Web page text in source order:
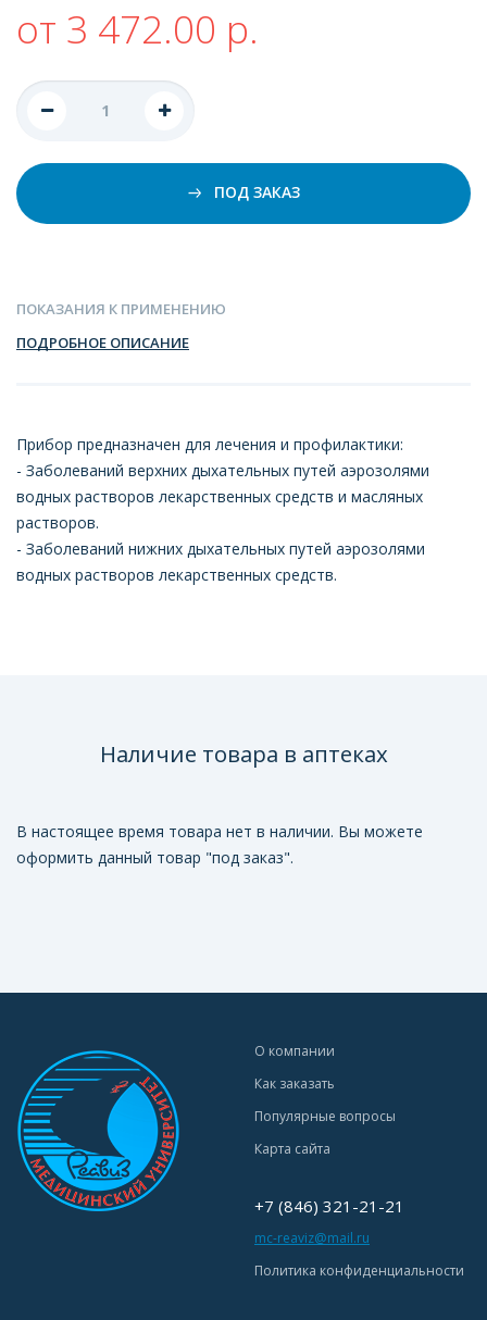
от 3 472.00 р.
ПОД ЗАКАЗ
ПОКАЗАНИЯ К ПРИМЕНЕНИЮ
ПОДРОБНОЕ ОПИСАНИЕ
Прибор предназначен для лечения и профилактики:
- Заболеваний верхних дыхательных путей аэрозолями
водных растворов лекарственных средств и масляных
растворов.
- Заболеваний нижних дыхательных путей аэрозолями
водных растворов лекарственных средств.
Наличие товара в аптеках
В настоящее время товара нет в наличии. Вы можете
оформить данный товар "под заказ".
О компании
Как заказать
Популярные вопросы
Карта сайта
+7 (846) 321-21-21
mc-reaviz@mail.ru
Политика конфиденциальности